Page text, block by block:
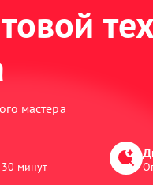
мастера
минут